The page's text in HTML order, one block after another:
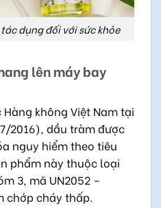
dụng đối với sức khỏe
lên máy bay
không Việt Nam tại
2016), dầu tràm được
nguy hiểm theo tiêu
phẩm này thuộc loại
3, mã UN2052 –
chớp cháy thấp.